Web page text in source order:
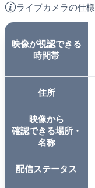
ライブカメラの仕様
映像が視認できる
時間帯
住所
映像から
確認できる場所・
名称
配信ステータス